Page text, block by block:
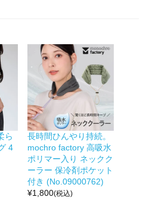
ら
4
長時間ひんやり持続。
mochro factory 高吸水
ポリマー入り ネックク
ーラー 保冷剤ポケット
付き (No.09000762)
¥1,800(税込)